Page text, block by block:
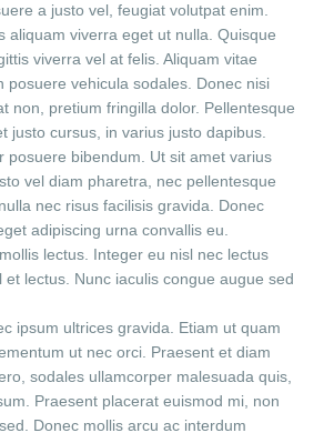
a justo vel, feugiat volutpat enim.
aliquam viverra eget ut nulla. Quisque
viverra vel at felis. Aliquam vitae
posuere vehicula sodales. Donec nisi
non, pretium fringilla dolor. Pellentesque
justo cursus, in varius justo dapibus.
posuere bibendum. Ut sit amet varius
vel diam pharetra, nec pellentesque
nec risus facilisis gravida. Donec
adipiscing urna convallis eu.
lectus. Integer eu nisl nec lectus
et lectus. Nunc iaculis congue augue sed
ipsum ultrices gravida. Etiam ut quam
ut nec orci. Praesent et diam
sodales ullamcorper malesuada quis,
Praesent placerat euismod mi, non
Donec mollis arcu ac interdum